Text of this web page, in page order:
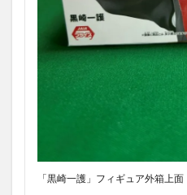
「黒崎一護」フィギュア外箱上面